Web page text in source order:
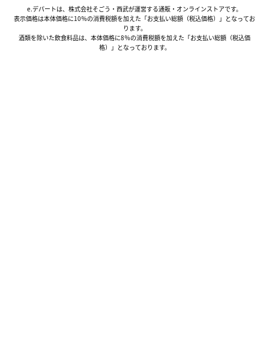
e.デパートは、株式会社そごう・西武が運営する通販・オンラインストアです。
表示価格は本体価格に10％の消費税額を加えた「お支払い総額（税込価格）」となってお
ります。
酒類を除いた飲食料品は、本体価格に8％の消費税額を加えた「お支払い総額（税込価
格）」となっております。